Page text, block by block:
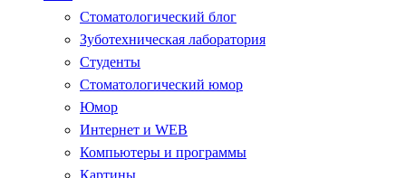
Стоматологический блог
Зуботехническая лаборатория
Студенты
Стоматологический юмор
Юмор
Интернет и WEB
Компьютеры и программы
Картины